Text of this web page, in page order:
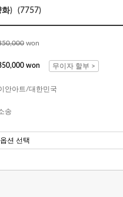
화) (7757)
won
won 무이자 할부 >
안아트/대한민국
송